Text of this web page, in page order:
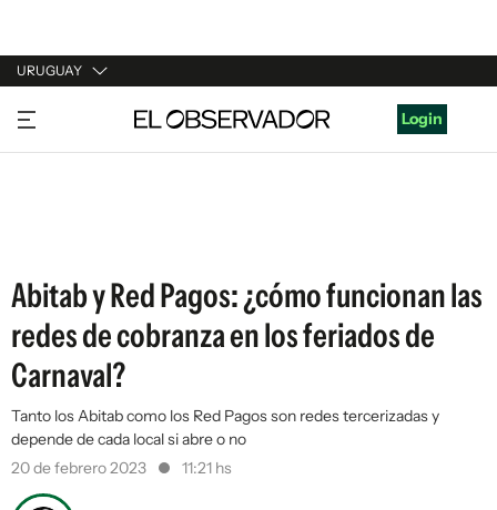
URUGUAY
URUGUAY
ARGENTINA
Login
Abitab y Red Pagos: ¿cómo funcionan las
redes de cobranza en los feriados de
Carnaval?
Tanto los Abitab como los Red Pagos son redes tercerizadas y
depende de cada local si abre o no
20 de febrero 2023
11:21 hs